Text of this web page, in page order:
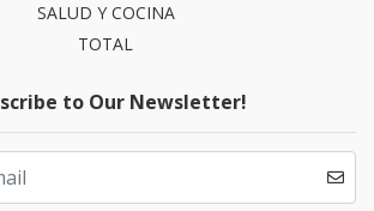
SALUD Y COCINA
TOTAL
to Our Newsletter!